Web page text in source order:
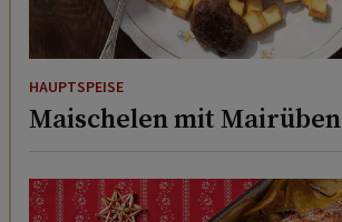
HAUPTSPEISE
Maischelen mit Mairüben